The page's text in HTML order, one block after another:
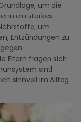
um die
ein starkes
um
Entzündungen zu
Eltern fragen sich
sind
sinnvoll im Alltag